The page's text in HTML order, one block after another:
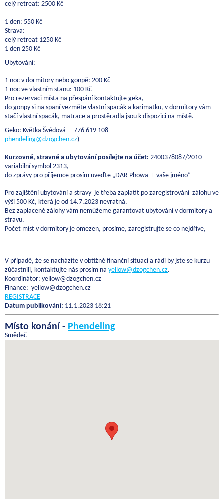
celý retreat: 2500 Kč
1 den: 550 Kč
Strava:
celý retreat 1250 Kč
1 den 250 Kč
Ubytování:
1 noc v dormitory nebo gonpě: 200 Kč
1 noc ve vlastním stanu: 100 Kč
Pro rezervaci místa na přespání kontaktujte geka,
do gonpy si na spaní vezměte vlastní spacák a karimatku, v dormitory vám
stačí vlastní spacák, matrace a prostěradla jsou k dispozici na místě.
Geko: Květka Švédová – 776 619 108
phendeling@dzogchen.cz)
Kurzovné, stravné a ubytování posílejte na účet: 2400378087/2010
variabilní symbol 2313,
do zprávy pro příjemce prosím uveďte „DAR Phowa + vaše jméno“
Pro zajištění ubytování a stravy je třeba zaplatit po zaregistrování zálohu ve
výši 500 Kč, která je od 14.7.2023 nevratná.
Bez zaplacené zálohy vám nemúžeme garantovat ubytování v dormitory a
stravu.
Počet míst v dormitory je omezen, prosíme, zaregistrujte se co nejdříve,
V případě, že se nacházíte v obtížné finanční situaci a rádi by jste se kurzu
zúčastnili, kontaktujte nás prosím na yellow@dzogchen.cz.
Koordinátor: yellow@dzogchen.cz
Finance: yellow@dzogchen.cz
REGISTRACE
Datum publikování: 11.1.2023 18:21
Místo konání - Phendeling
Smědeč